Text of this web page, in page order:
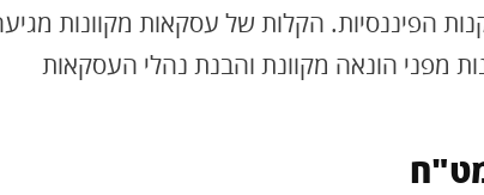
הפיננסיות. הקלות של עסקאות מקוונות
מפני הונאה מקוונת והבנת נהלי העסקאות